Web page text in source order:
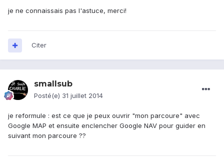
je ne connaissais pas l'astuce, merci!
Citer
smallsub
Posté(e) 31 juillet 2014
je reformule : est ce que je peux ouvrir "mon parcoure" avec
Google MAP et ensuite enclencher Google NAV pour guider en
suivant mon parcoure ??